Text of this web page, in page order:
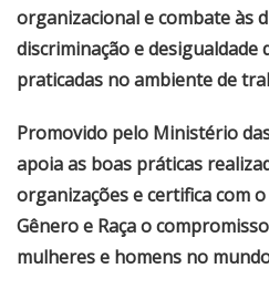
organizacional e combate às
discriminação e desigualdade
praticadas no ambiente de
Promovido pelo Ministério
apoia as boas práticas
organizações e certifica com
Gênero e Raça o
mulheres e homens no